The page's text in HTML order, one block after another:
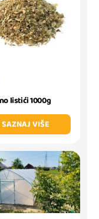
listići 1000g
SAZNAJ VIŠE